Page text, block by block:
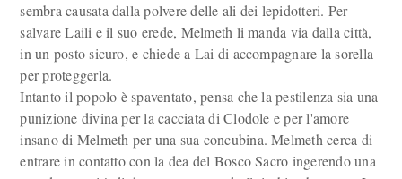
sembra causata dalla polvere delle ali dei lepidotteri. Per
salvare Laili e il suo erede, Melmeth li manda via dalla città,
in un posto sicuro, e chiede a Lai di accompagnare la sorella
per proteggerla.
Intanto il popolo è spaventato, pensa che la pestilenza sia una
punizione divina per la cacciata di Clodole e per l'amore
insano di Melmeth per una sua concubina. Melmeth cerca di
entrare in contatto con la dea del Bosco Sacro ingerendo una